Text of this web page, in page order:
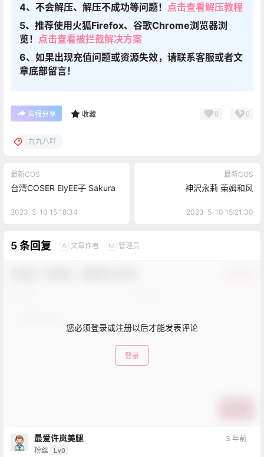
4、不会解压、解压不成功等问题！ 点击查看解压教程
5、推荐使用火狐Firefox、谷歌Chrome浏览器浏
览！ 点击查看被拦截解决方案
6、如果出现充值问题或资源失效，请联系客服或者文
章底部留言！
海报分享 收藏 0 0
九九八吖
最新COS
台湾COSER ElyEE子 Sakura
2023-5-10 15:18:34
最新COS
神沢永莉 蕾姆和风
2023-5-10 15:21:30
5 条回复 A 文章作者 M 管理员
您必须登录或注册以后才能发表评论
登录
最爱许岚美腿
粉丝 Lv0
3 年前